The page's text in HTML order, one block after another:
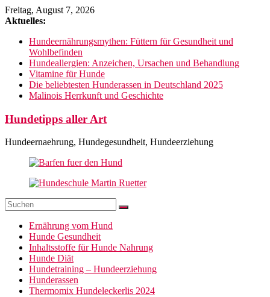
Zum
Inhalt
Freitag, August 7, 2026
Aktuelles:
Hundeernährungsmythen: Füttern für Gesundheit und
Wohlbefinden
Hundeallergien: Anzeichen, Ursachen und Behandlung
Vitamine für Hunde
Die beliebtesten Hunderassen in Deutschland 2025
Malinois Herrkunft und Geschichte
Hundetipps aller Art
Hundeernaehrung, Hundegesundheit, Hundeerziehung
Ernährung vom Hund
Hunde Gesundheit
Inhaltsstoffe für Hunde Nahrung
Hunde Diät
Hundetraining – Hundeerziehung
Hunderassen
Thermomix Hundeleckerlis 2024